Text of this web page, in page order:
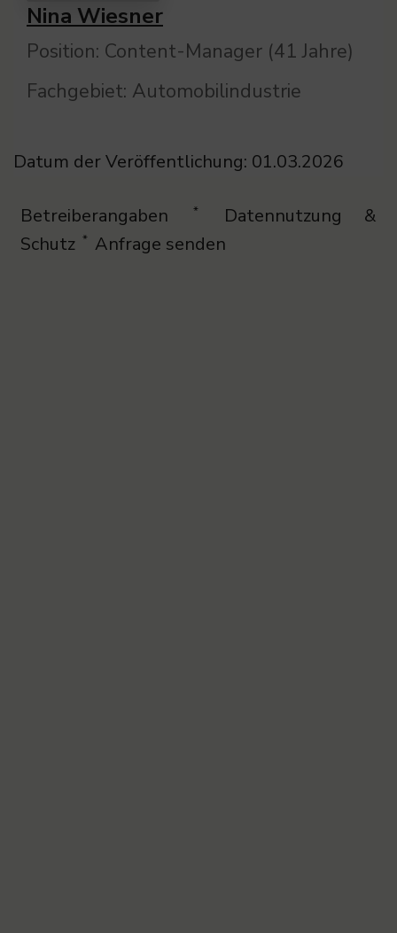
Nina Wiesner
Position: Content-Manager (41 Jahre)
Fachgebiet: Automobilindustrie
Datum der Veröffentlichung: 01.03.2026
Betreiberangaben *
Datennutzung &
Schutz * Anfrage senden